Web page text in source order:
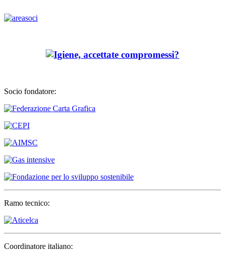
Socio fondatore:
Ramo tecnico:
Coordinatore italiano: